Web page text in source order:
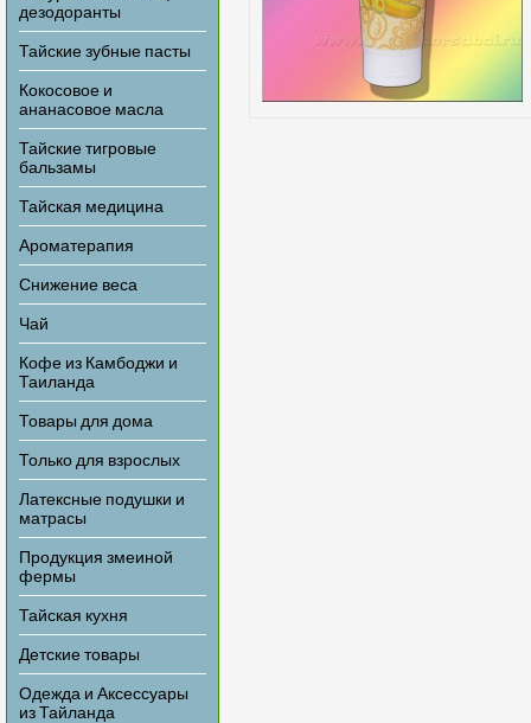
дезодоранты
Тайские зубные пасты
Кокосовое и
ананасовое масла
Тайские тигровые
бальзамы
Тайская медицина
Ароматерапия
Снижение веса
Чай
Кофе из Камбоджи и
Таиланда
Товары для дома
Только для взрослых
Латексные подушки и
матрасы
Продукция змеиной
фермы
Тайская кухня
Детские товары
Одежда и Аксессуары
из Тайланда